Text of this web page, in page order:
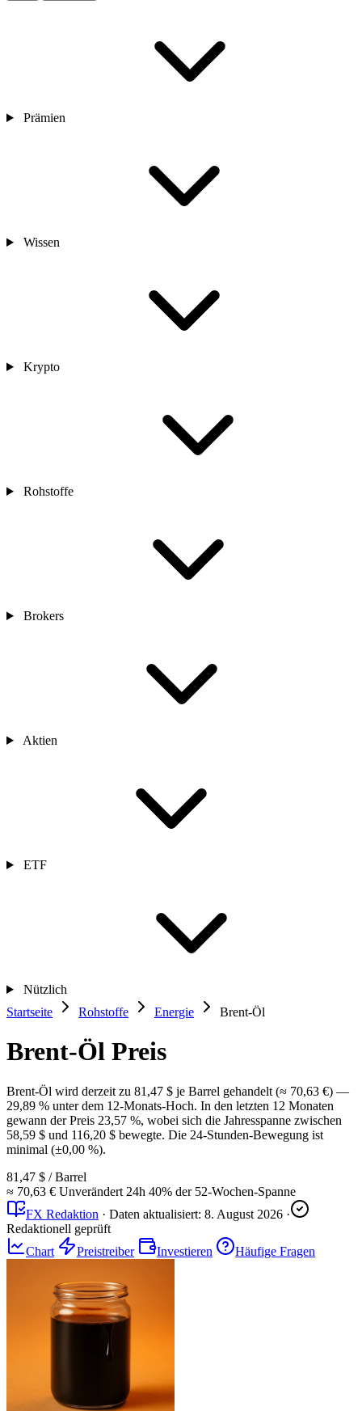
Prämien
Wissen
Krypto
Rohstoffe
Brokers
Aktien
ETF
Nützlich
Startseite
Rohstoffe Energie Brent-Öl
Brent-Öl Preis
Brent-Öl wird derzeit zu 81,47 $ je Barrel gehandelt (≈ 70,63 €) —
29,89 % unter dem 12-Monats-Hoch. In den letzten 12 Monaten
gewann der Preis 23,57 %, wobei sich die Jahresspanne zwischen
58,59 $ und 116,20 $ bewegte. Die 24-Stunden-Bewegung ist
minimal (±0,00 %).
81,47 $ / Barrel
≈ 70,63 € Unverändert 24h 40% der 52-Wochen-Spanne
FX Redaktion · Daten aktualisiert: 8. August 2026 ·
Redaktionell geprüft
Chart
Preistreiber Investieren Häufige Fragen